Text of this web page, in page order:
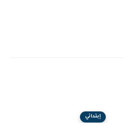
إبتدائي